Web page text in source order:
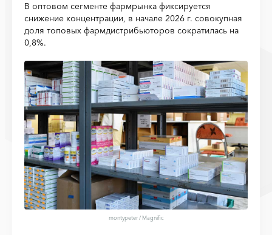
В оптовом сегменте фармрынка фиксируется
снижение концентрации, в начале 2026 г. совокупная
доля топовых фармдистрибьюторов сократилась на
0,8%.
montypeter / Magnific